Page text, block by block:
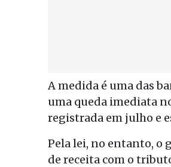
A medida é uma das
uma queda imediata
registrada em julho e
Pela lei, no entanto, o
de receita com o